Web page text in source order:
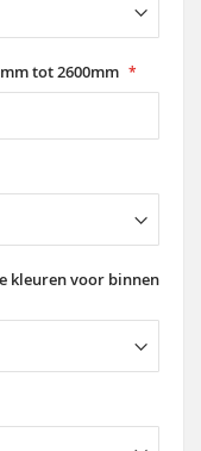
tot 2600mm
kleuren voor binnen